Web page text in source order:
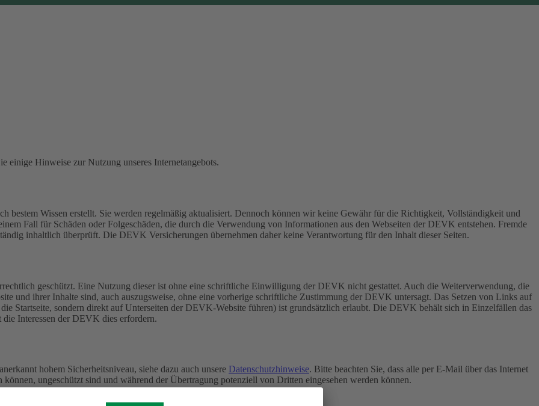
einige Hinweise zur Nutzung unseres Internetangebots.
bestem Wissen erstellt. Sie werden regelmäßig aktualisiert. Dennoch können wir keine Gewähr für die Richtigkeit, Vollständigkeit und
Fall für Schäden oder Folgeschäden, die durch die Verwendung von Informationen aus den Webseiten der DEVK entstehen. Fremde
inhaltlich überprüft. Die DEVK Versicherungen übernehmen daher keine Verantwortung für den Inhalt dieser Seiten.
geschützt. Eine Nutzung dieser ist ohne eine schriftliche Einwilligung der DEVK nicht gestattet. Auch die Weiterverwendung, die
und ihrer Inhalte sind, auch auszugsweise, ohne eine vorherige schriftliche Zustimmung der DEVK untersagt. Das Setzen von Links auf
Startseite, sondern direkt auf Unterseiten der DEVK-Website führen) ist grundsätzlich erlaubt. Die DEVK behält sich in Einzelfällen das
Interessen der DEVK dies erfordern.
hohem Sicherheitsniveau, siehe dazu auch unsere Datenschutzhinweise. Bitte beachten Sie, dass alle per E-Mail über das Internet
ungeschützt sind und während der Übertragung potenziell von Dritten eingesehen werden können.